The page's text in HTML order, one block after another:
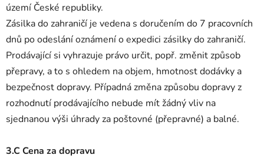
území České republiky.
Zásilka do zahraničí je vedena s doručením do 7 pracovních
dnů po odeslání oznámení o expedici zásilky do zahraničí.
Prodávající si vyhrazuje právo určit, popř. změnit způsob
přepravy, a to s ohledem na objem, hmotnost dodávky a
bezpečnost dopravy. Případná změna způsobu dopravy z
rozhodnutí prodávajícího nebude mít žádný vliv na
sjednanou výši úhrady za poštovné (přepravné) a balné.
3.C Cena za dopravu